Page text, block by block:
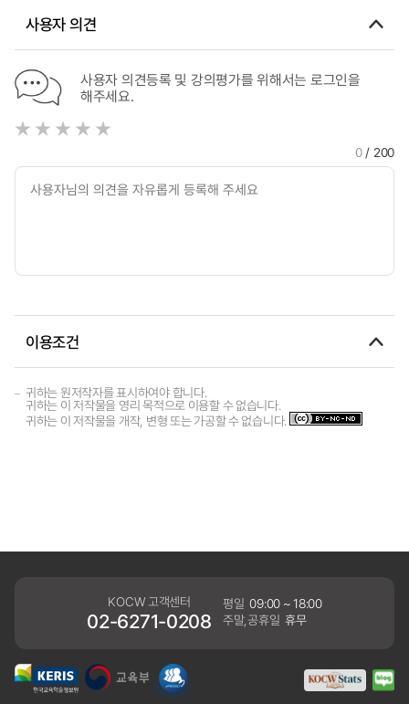
사용자 의견
사용자 의견등록 및 강의평가를 위해서는 로그인을
해주세요.
0/ 200
이용조건
귀하는 원저작자를 표시하여야 합니다.
귀하는 이 저작물을 영리 목적으로 이용할 수 없습니다.
귀하는 이 저작물을 개작, 변형 또는 가공할 수 없습니다.
KOCW 고객센터
02-6271-0208
평일 09:00 ~ 18:00
주말,공휴일 휴무